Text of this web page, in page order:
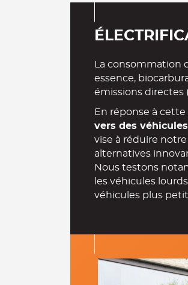
essence,
émissions directes
En réponse à
vers des
vise à réduire
alternatives
Nous testons
les véhicules
véhicules plus